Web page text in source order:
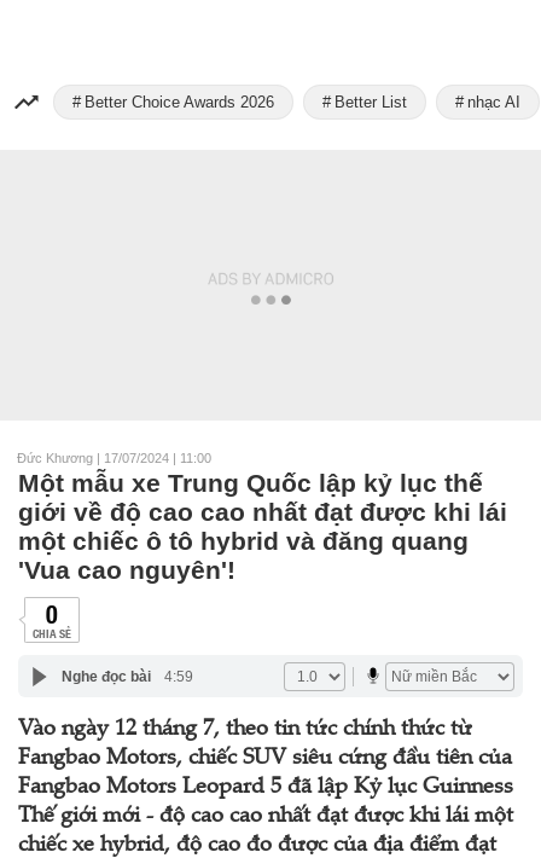
Better Choice Awards 2026 Better List nhạc AI
Đức Khương | 17/07/2024 | 11:00
Một mẫu xe Trung Quốc lập kỷ lục thế
giới về độ cao cao nhất đạt được khi lái
một chiếc ô tô hybrid và đăng quang
'Vua cao nguyên'!
0
CHIA SẺ
Nghe đọc bài 4:59
Vào ngày 12 tháng 7, theo tin tức chính thức từ
Fangbao Motors, chiếc SUV siêu cứng đầu tiên của
Fangbao Motors Leopard 5 đã lập Kỷ lục Guinness
Thế giới mới - độ cao cao nhất đạt được khi lái một
chiếc xe hybrid, độ cao đo được của địa điểm đạt